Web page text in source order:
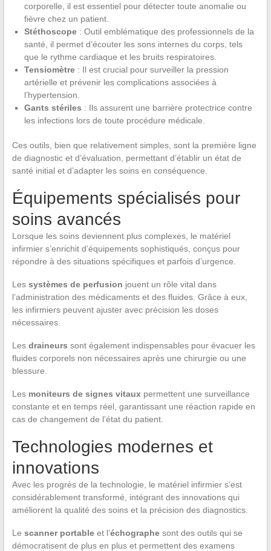
corporelle, il est essentiel pour détecter toute anomalie ou
fièvre chez un patient.
Stéthoscope: Outil emblématique des professionnels de la
santé, il permet d’écouter les sons internes du corps, tels
que le rythme cardiaque et les bruits respiratoires.
Tensiomètre: Il est crucial pour surveiller la pression
artérielle et prévenir les complications associées à
l’hypertension.
Gants stériles : Ils assurent une barrière protectrice contre
les infections lors de toute procédure médicale.
Ces outils, bien que relativement simples, sont la première ligne
de diagnostic et d’évaluation, permettant d’établir un état de
santé initial et d’adapter les soins en conséquence.
Équipements spécialisés pour
soins avancés
Lorsque les soins deviennent plus complexes, le matériel
infirmier s’enrichit d’équipements sophistiqués, conçus pour
répondre à des situations spécifiques et parfois d’urgence.
Les systèmes de perfusion jouent un rôle vital dans
l’administration des médicaments et des fluides. Grâce à eux,
les infirmiers peuvent ajuster avec précision les doses
nécessaires.
Les draineurs sont également indispensables pour évacuer les
fluides corporels non nécessaires après une chirurgie ou une
blessure.
Les moniteurs de signes vitauxpermettent une surveillance
constante et en temps réel, garantissant une réaction rapide en
cas de changement de l’état du patient.
Technologies modernes et
innovations
Avec les progrès de la technologie, le matériel infirmier s’est
considérablement transformé, intégrant des innovations qui
améliorent la qualité des soins et la précision des diagnostics.
Le scanner portableet l’échographesont des outils qui se
démocratisent de plus en plus et permettent des examens